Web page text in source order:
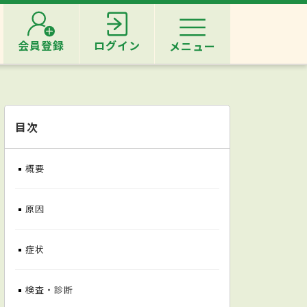
会員登録 ログイン メニュー
目次
概要
原因
症状
検査・診断